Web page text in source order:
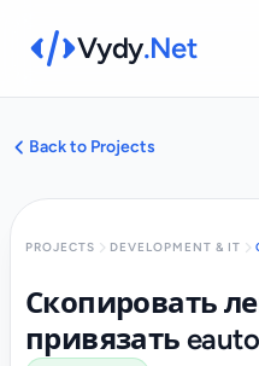
Vydy.Net
Back to Projects
PROJECTS DEVELOPMENT & IT
Скопировать
привязать